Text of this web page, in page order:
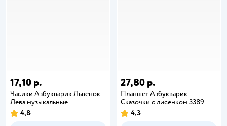
17,10 р.
Часики Азбукварик Львенок
Лева музыкальные
4,8
27,80 р.
Планшет Азбукварик
Сказочки с лисенком 3389
4,3